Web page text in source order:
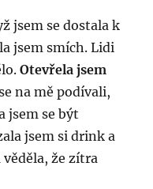
jsem se dostala k
jsem smích. Lidi
Otevřela jsem
na mě podívali,
jsem se být
jsem si drink a
že zítra